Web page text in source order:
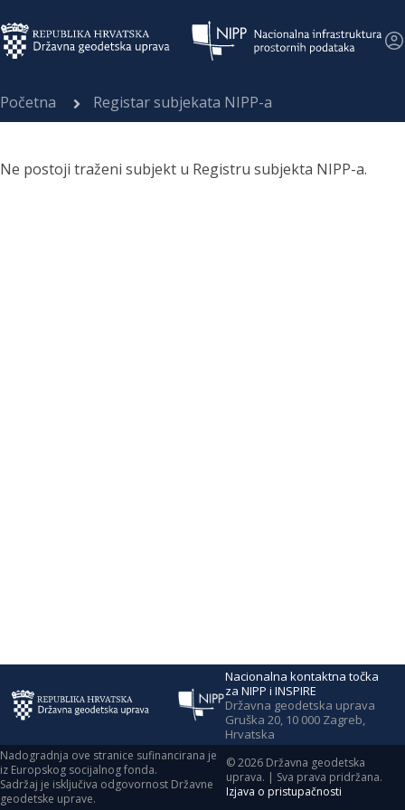
Početna Registar subjekata NIPP-a
Ne postoji traženi subjekt u Registru subjekta NIPP-a.
Nacionalna kontaktna točka
za NIPP i INSPIRE
Državna geodetska uprava
Gruška 20, 10 000 Zagreb,
Hrvatska
Nadogradnja ove stranice sufinancirana je
iz Europskog socijalnog fonda.
Sadržaj je isključiva odgovornost Državne
geodetske uprave.
©2026 Državna geodetska
uprava. | Sva prava pridržana.
Izjava o pristupačnosti